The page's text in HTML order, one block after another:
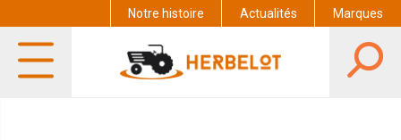
Notre histoire Actualités Marques